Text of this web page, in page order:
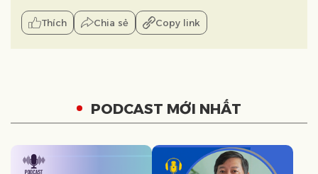
Thích Chia sẻ Copy link
PODCAST MỚI NHẤT